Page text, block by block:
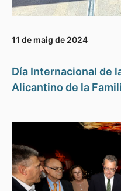
11 de maig de 2024
Día Internacional de
Alicantino de la